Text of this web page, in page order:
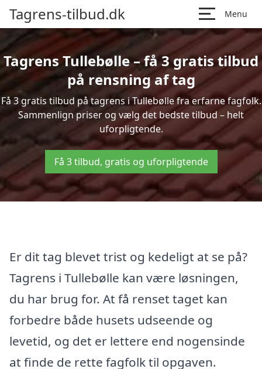
Tagrens-tilbud.dk Menu
Tagrens Tullebølle – få 3 gratis tilbud
på rensning af tag
Få 3 gratis tilbud på tagrens i Tullebølle fra erfarne fagfolk.
Sammenlign priser og vælg det bedste tilbud – helt
uforpligtende.
Få 3 tilbud, gratis og uforpligtende
Er dit tag blevet trist og kedeligt at se på?
Tagrens i Tullebølle kan være løsningen,
du har brug for. At få renset taget kan
forbedre både husets udseende og
levetid, og det er lettere end nogensinde
at finde de rette fagfolk til opgaven.